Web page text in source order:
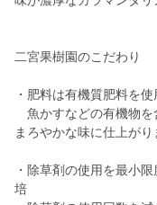
二宮果樹園のこだわり
・肥料は有機質肥料を使
魚かすなどの有機物を
まろやかな味に仕上がり
・除草剤の使用を最小
培